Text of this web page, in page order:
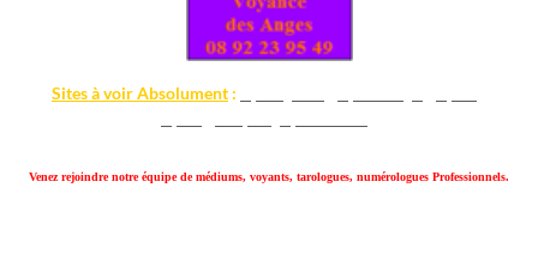
Sites à voir Absolument :
Venez rejoindre notre équipe de médiums, voyants, tarologues, numérologues Professionnels.